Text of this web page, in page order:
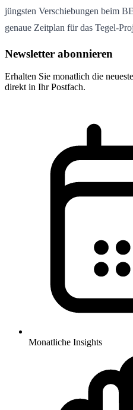
jüngsten Verschiebungen beim
genaue Zeitplan für das Tegel-
Newsletter abonnieren
Erhalten Sie monatlich die
direkt in Ihr Postfach.
Monatliche Insights